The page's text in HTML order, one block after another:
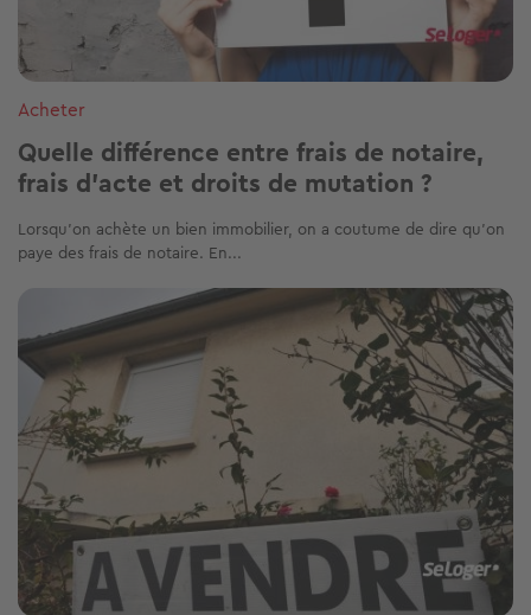
Acheter
Quelle différence entre frais de notaire,
frais d’acte et droits de mutation ?
Lorsqu'on achète un bien immobilier, on a coutume de dire qu'on
paye des frais de notaire. En...